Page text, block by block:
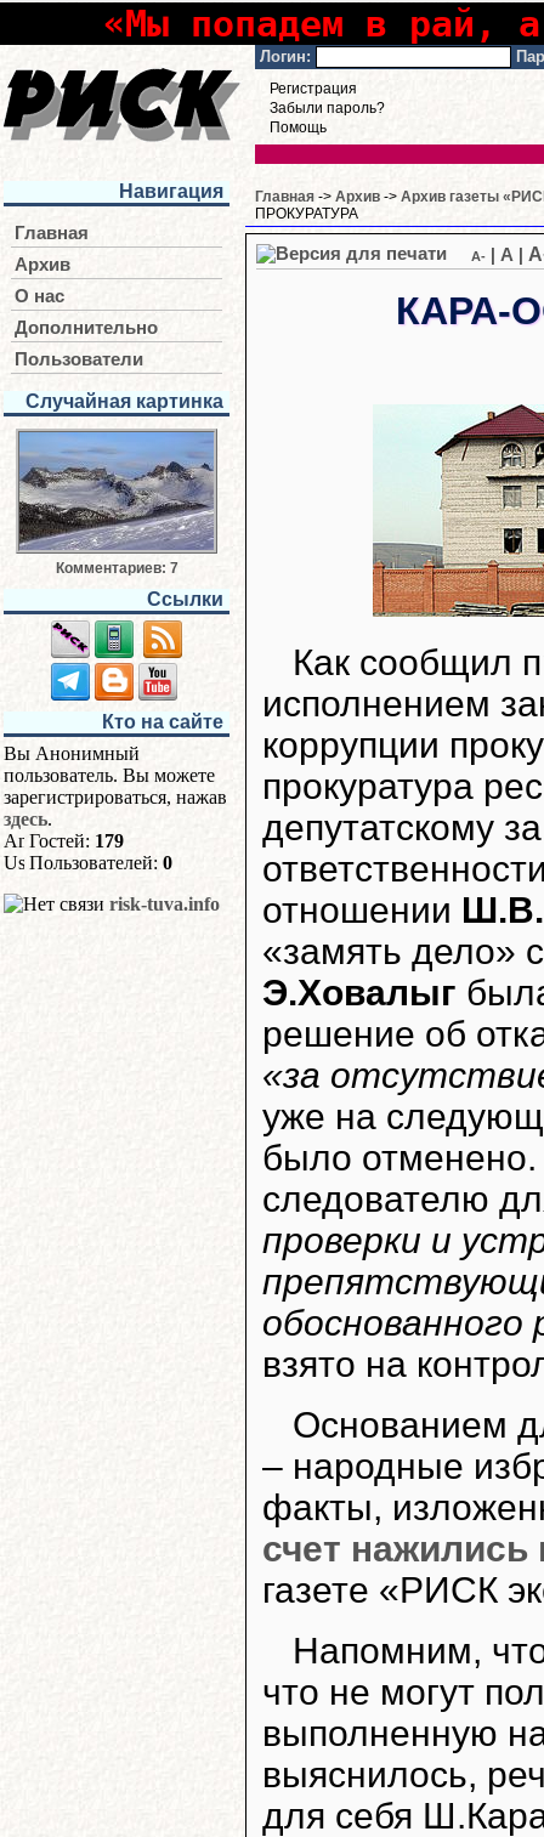
«Мы попадем в рай,
Логин:
Регистрация
Забыли пароль?
Помощь
Навигация
Главная
Архив
О нас
Дополнительно
Пользователи
Случайная картинка
Комментариев: 7
Ссылки
Кто на сайте
Вы Анонимный
пользователь. Вы можете
зарегистрироваться, нажав
здесь.
Гостей: 179
Пользователей: 0
risk-tuva.info
Главная -> Архив -> Архив газеты
ПРОКУРАТУРА
A- A
КАРА-
Как сообщил
исполнением
коррупции
прокуратура
депутатскому
отношении
«замять дело»
Э.Ховалыг
решение об
«за
уже на
было
следователю
проверки и
обоснованного
взято на
Основанием
– народные
факты,
счет
газете «РИСК
Напомним,
что не могут
выполненную
выяснилось,
для себя